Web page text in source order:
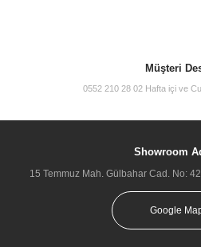
Müşteri
0552 210 28 02 Hafta içi ve
Showroom
15 Temmuz Mah. Gülbahar Cad. No:
Google